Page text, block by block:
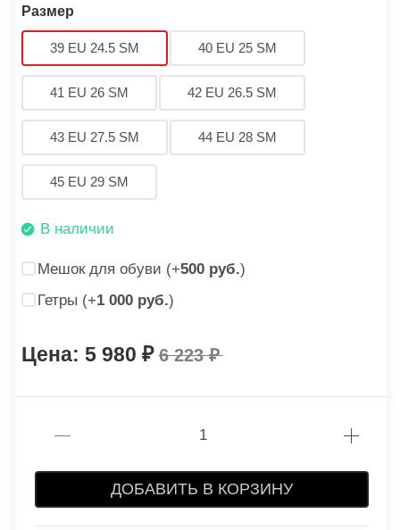
Размер
39 EU 24.5 SM 40 EU 25 SM
41 EU 26 SM 42 EU 26.5 SM
43 EU 27.5 SM 44 EU 28 SM
45 EU 29 SM
В наличии
Мешок для обуви (+500 руб.)
Гетры (+1 000 руб.)
5 980 6 223
ДОБАВИТЬ В КОРЗИНУ